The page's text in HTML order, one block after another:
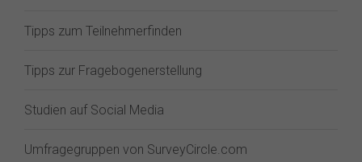
Tipps zum Teilnehmerfinden
Tipps zur Fragebogenerstellung
Studien auf Social Media
Umfragegruppen von SurveyCircle.com